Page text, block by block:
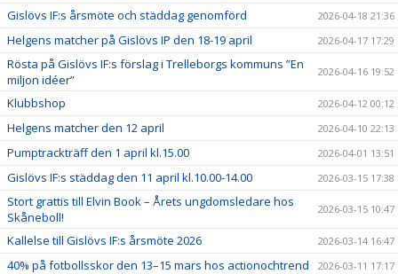
Gislövs IF:s årsmöte och städdag genomförd 2026-04-18 21:36
Helgens matcher på Gislövs IP den 18-19 april 2026-04-17 17:29
Rösta på Gislövs IF:s förslag i Trelleborgs kommuns ”En
miljon idéer”
2026-04-16 19:52
Klubbshop 2026-04-12 00:12
Helgens matcher den 12 april 2026-04-10 22:13
Pumptrackträff den 1 april kl.15.00 2026-04-01 13:51
Gislövs IF:s städdag den 11 april kl.10.00-14.00 2026-03-15 17:38
Stort grattis till Elvin Book – Årets ungdomsledare hos
Skåneboll!
2026-03-15 10:47
Kallelse till Gislövs IF:s årsmöte 2026 2026-03-14 16:47
40% på fotbollsskor den 13–15 mars hos actionochtrend 2026-03-11 17:17